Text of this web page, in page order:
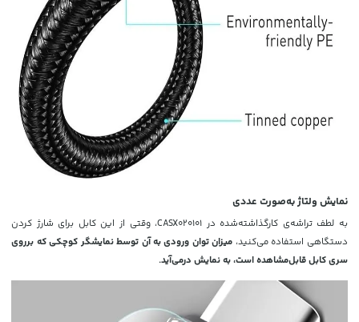
نمایش ولتاژ به‌صورت عددی
به لطف تراشه‌ی کارگذاشته‌شده در CASX020101، وقتی از این کابل برای شارژ کردن
دستگاهی استفاده می‌کنید، میزان توان ورودی به آن توسط نمایشگر کوچکی که برروی
سری کابل قابل‌مشاهده است، به نمایش درمی‌آید.